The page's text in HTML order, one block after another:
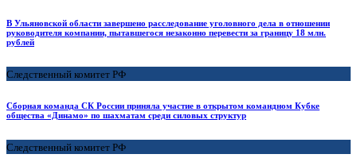
В Ульяновской области завершено расследование уголовного дела в отношении
руководителя компании, пытавшегося незаконно перевести за границу 18 млн.
рублей
Следственный комитет РФ
Сборная команда СК России приняла участие в открытом командном Кубке
общества «Динамо» по шахматам среди силовых структур
Следственный комитет РФ